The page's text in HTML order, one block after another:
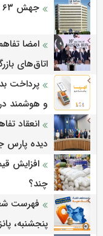
جهش ۶۳ درصدی پرتفوی بیمه آسیا
امضا
اتاق‌های
پرداخت
و هوشمند
انعقاد
دیده پارس
افزایش
چند؟
فهرست
پنجشنبه،